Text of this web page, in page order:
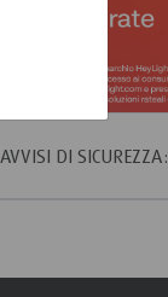
AVVISI DI SICUREZZA: